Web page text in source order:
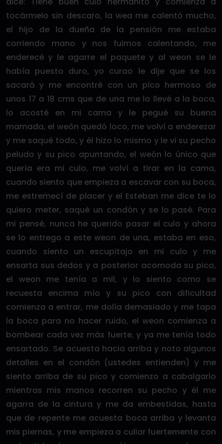
tocármelo sin descaro, la wea me calentó mucho,
el hijo de la dueña de la pensión me estaba
corriendo mano y nos fuimos calentando, me
enderecé y le agarre el paquete y al weon se le
había puesto duro, yo curao le dije que se los
sacará y me encontré con un pico hermoso de
unos 17 a 18 cms que de una me lo llevé a la boca,
lo acosté en mi cama y le pegué su buena
mamada, el weón quedó loco, me volví a enderezar
y me saqué todo, y él hizo lo mismo y le vi su pecho
peludo y su pico apuntando, el weón lo único que
quería era mi culo, me volví a tirar en la cama,
cuando siento que empieza a escavar con su boca,
me estremecí de placer y el Esteban me dice te lo
quiero meter, saqué un condón y se lo pasé. Para
mi pensé, nunca he querido pasar el culo y ahora
se lo entrego a este weon de una, estaba en eso,
cuando siento un escupitajo en mi culo y me
ensarta sus dedos y a posterior acomoda su pico,
el weon me tenía a mil, y lo siento como se
recuesta encima mío y su pico con dificultad
comienza a entrar, me dolía demasiado y me tapa
la boca para no hacer ruido, el weon comienza a
bombear cada vez más fuerte, y ya me tenía todo
ensartado. Se acuesta hacia arriba y noto algunos
detalles en el condón (ustedes entienden) y me
siento arriba de su pico y comienzo a cabalgarlo
mientras mis manos recorren su pecho y él me
agarra de la cintura y me da embestidas, hasta
que de repente me acuesta boca arriba y levanta
mis piernas, y me empieza a culiar fuertemente con